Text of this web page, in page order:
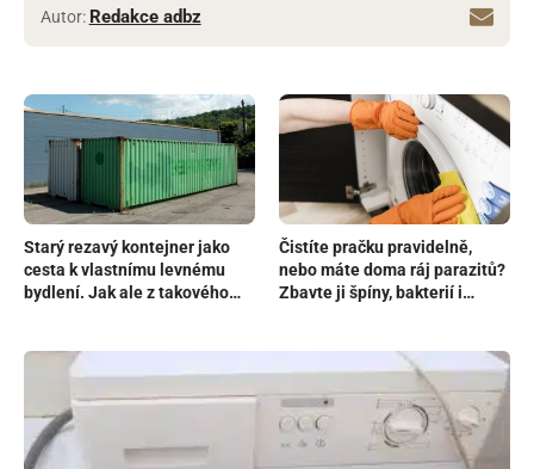
Autor: Redakce adbz
Starý rezavý kontejner jako
cesta k vlastnímu levnému
bydlení. Jak ale z takového
Čistíte pračku pravidelně,
nebo máte doma ráj parazitů?
Zbavte ji špíny, bakterií i